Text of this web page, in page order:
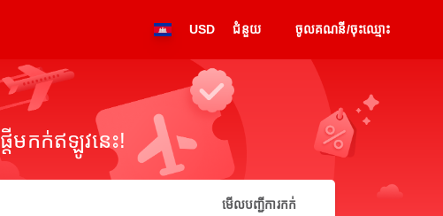
USD ជំនួយ ចូលគណនី/ចុះឈ្មោះ
មកក់ឥឡូវនេះ!
មើលបញ្ជីការកក់